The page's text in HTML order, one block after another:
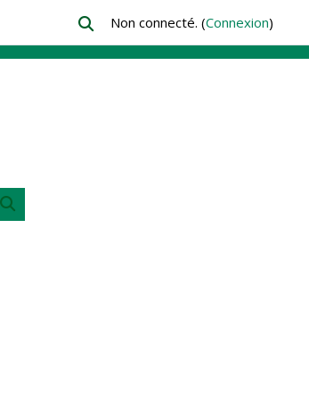
Activer/désactiver la saisie de
Non connecté. (Connexion)
Rechercher des cours